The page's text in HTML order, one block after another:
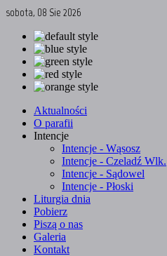
sobota, 08 Sie 2026
Aktualności
O parafii
Intencje
Intencje - Wąsosz
Intencje - Czeladź Wlk.
Intencje - Sądowel
Intencje - Płoski
Liturgia dnia
Pobierz
Piszą o nas
Galeria
Kontakt